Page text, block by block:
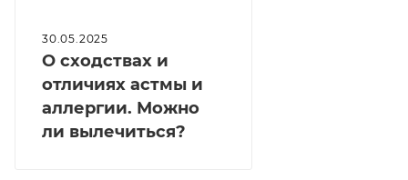
30.05.2025
О сходствах и
отличиях астмы и
аллергии. Можно
ли вылечиться?